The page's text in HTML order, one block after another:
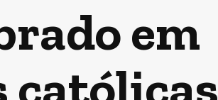
em